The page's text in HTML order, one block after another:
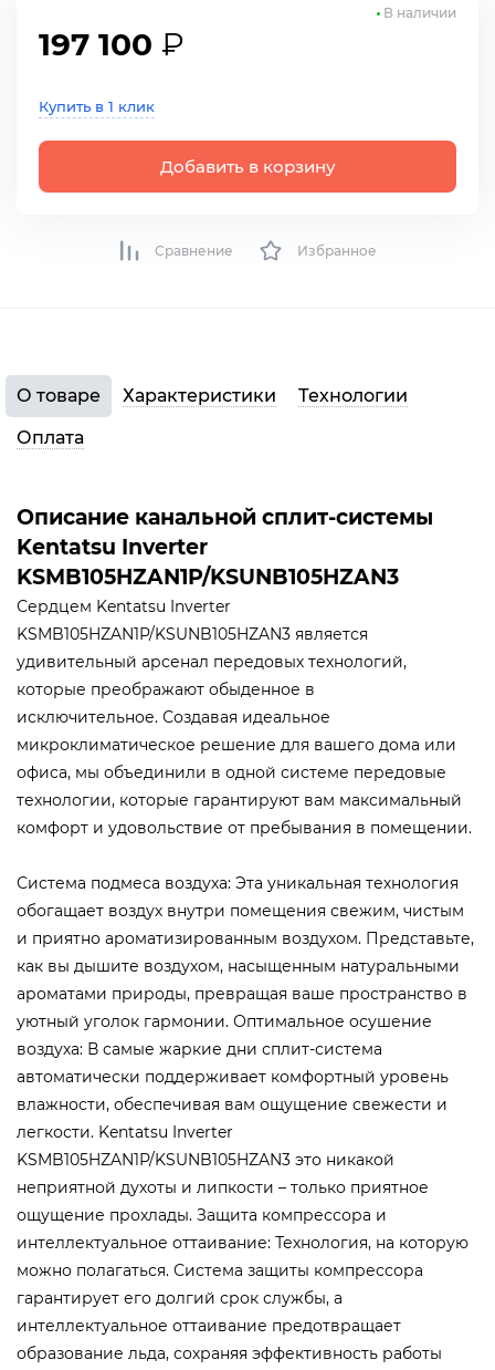
197 100 ₽
Купить в 1 клик
Добавить в корзину
В наличии
Сравнение Избранное
О товаре Характеристики
Технологии
Оплата
Описание канальной сплит-системы
Kentatsu Inverter
KSMB105HZAN1P/KSUNB105HZAN3
Сердцем Kentatsu Inverter
KSMB105HZAN1P/KSUNB105HZAN3 является
удивительный арсенал передовых технологий,
которые преображают обыденное в
исключительное. Создавая идеальное
микроклиматическое решение для вашего дома или
офиса, мы объединили в одной системе передовые
технологии, которые гарантируют вам максимальный
комфорт и удовольствие от пребывания в помещении.
Система подмеса воздуха: Эта уникальная технология
обогащает воздух внутри помещения свежим, чистым
и приятно ароматизированным воздухом. Представьте,
как вы дышите воздухом, насыщенным натуральными
ароматами природы, превращая ваше пространство в
уютный уголок гармонии. Оптимальное осушение
воздуха: В самые жаркие дни сплит-система
автоматически поддерживает комфортный уровень
влажности, обеспечивая вам ощущение свежести и
легкости. Kentatsu Inverter
KSMB105HZAN1P/KSUNB105HZAN3 это никакой
неприятной духоты и липкости – только приятное
ощущение прохлады. Защита компрессора и
интеллектуальное оттаивание: Технология, на которую
можно полагаться. Система защиты компрессора
гарантирует его долгий срок службы, а
интеллектуальное оттаивание предотвращает
образование льда, сохраняя эффективность работы